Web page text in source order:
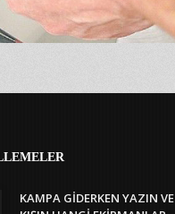
KAMPA GIDERKEN YAZIN VE